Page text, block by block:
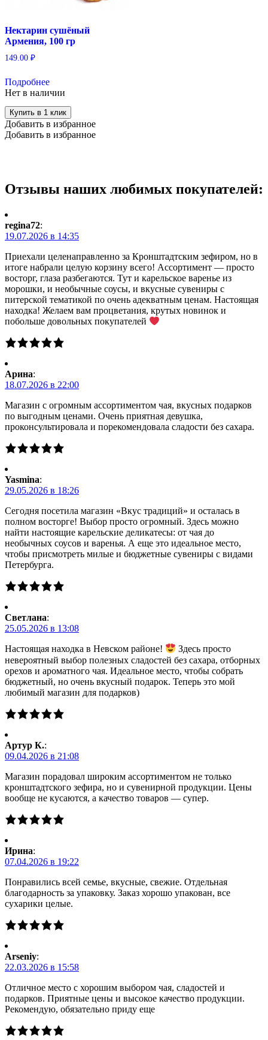
Нектарин сушёный
Армения, 100 гр
149.00 ₽
Подробнее
Нет в наличии
Купить в 1 клик
Добавить в избранное
Добавить в избранное
Отзывы наших любимых покупателей:
regina72:
19.07.2026 в 14:35
Приехали целенаправленно за Кронштадтским зефиром, но в
итоге набрали целую корзину всего! Ассортимент — просто
восторг, глаза разбегаются. Тут и карельское варенье из
морошки, и необычные соусы, и вкусные сувениры с
питерской тематикой по очень адекватным ценам. Настоящая
находка! Желаем вам процветания, крутых новинок и
побольше довольных покупателей
Арина:
18.07.2026 в 22:00
Магазин с огромным ассортиментом чая, вкусных подарков
по выгодным ценами. Очень приятная девушка,
проконсультировала и порекомендовала сладости без сахара.
Yasmina:
29.05.2026 в 18:26
Сегодня посетила магазин «Вкус традиций» и осталась в
полном восторге! Выбор просто огромный. Здесь можно
найти настоящие карельские деликатесы: от чая до
необычных соусов и варенья. А еще это идеальное место,
чтобы присмотреть милые и бюджетные сувениры с видами
Петербурга.
Светлана:
25.05.2026 в 13:08
Настоящая находка в Невском районе!
Здесь просто
невероятный выбор полезных сладостей без сахара, отборных
орехов и ароматного чая. Идеальное место, чтобы собрать
бюджетный, но очень вкусный подарок. Теперь это мой
любимый магазин для подарков)
Артур К.:
09.04.2026 в 21:08
Магазин порадовал широким ассортиментом не только
кронштадтского зефира, но и сувенирной продукции. Цены
вообще не кусаются, а качество товаров — супер.
Ирина:
07.04.2026 в 19:22
Понравились всей семье, вкусные, свежие. Отдельная
благодарность за упаковку. Заказ хорошо упакован, все
сухарики целые.
Arseniy:
22.03.2026 в 15:58
Отличное место с хорошим выбором чая, сладостей и
подарков. Приятные цены и высокое качество продукции.
Рекомендую, обязательно приду еще